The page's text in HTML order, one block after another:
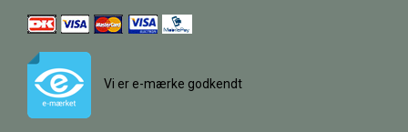
Vi er e-mærke godkendt